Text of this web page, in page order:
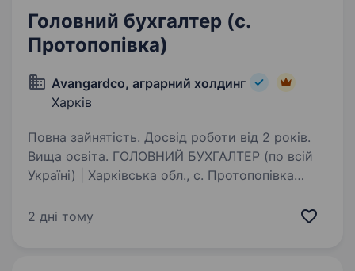
Головний бухгалтер (с.
Протопопівка)
Avangardco, аграрний холдинг
Харків
Повна зайнятість. Досвід роботи від 2 років.
Вища освіта. ГОЛОВНИЙ БУХГАЛТЕР (по всій
Україні) | Харківська обл., с. Протопопівка
виробник яєць і яєчних продуктів в Україні
2 дні тому